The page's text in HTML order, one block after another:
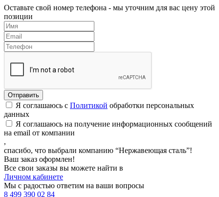
Оставьте свой номер телефона - мы уточним для вас цену этой
позиции
Я соглашаюсь с Политикой обработки персональных
данных
Я соглашаюсь на получение информационных сообщений
на email от компании
,
спасибо, что выбрали компанию “Нержавеющая сталь”!
Ваш заказ оформлен!
Все свои заказы вы можете найти в
Личном кабинете
Мы с радостью ответим на ваши вопросы
8 499 390 02 84